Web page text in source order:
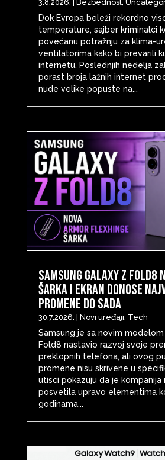
3.8.2026. Bezbednost,
Dok Evropa beleži rekordno
temperature, sajber kriminalci
povećanu potražnju za klima-
ventilatorima kako bi prevarili
internetu. Poslednjih nedelja
porast broja lažnih internet
nude velike popuste na...
Samsung Galaxy Z
šarka i ekran donose
promene do sada
30.7.2026. Novi uređaji, Tech
Samsung je sa novim
Fold8 nastavio razvoj svoje
preklopnih telefona, ali ovog
promene nisu skrivene u
utisci pokazuju da je kompanija
posvetila upravo elementima
godinama...